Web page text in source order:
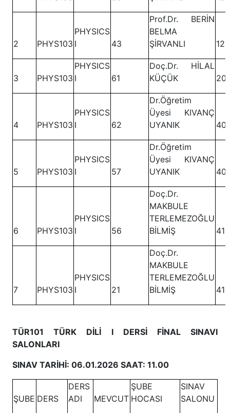
2 PHYS103
PHYSICS
I
43
Prof.Dr. BERİN
BELMA
ŞİRVANLI
121
3 PHYS103
PHYSICS
I
61
Doç.Dr. HİLAL
KÜÇÜK
4 PHYS103
PHYSICS
I
62
Dr.Öğretim
Üyesi KIVANÇ
UYANIK
5 PHYS103
PHYSICS
I
57
Dr.Öğretim
Üyesi KIVANÇ
UYANIK
6 PHYS103
PHYSICS
I
56
Doç.Dr.
MAKBULE
TERLEMEZOĞLU
BİLMİŞ
414
7 PHYS103
PHYSICS
I
21
Doç.Dr.
MAKBULE
TERLEMEZOĞLU
BİLMİŞ
414
TÜR101 TÜRK DİLİ I DERSİ FİNAL SINAVI
SALONLARI
SINAV TARİHİ: 06.01.2026 SAAT: 11.00
ŞUBE DERS
DERS
ADI
MEVCUT
ŞUBE
HOCASI
SINAV
SALONU